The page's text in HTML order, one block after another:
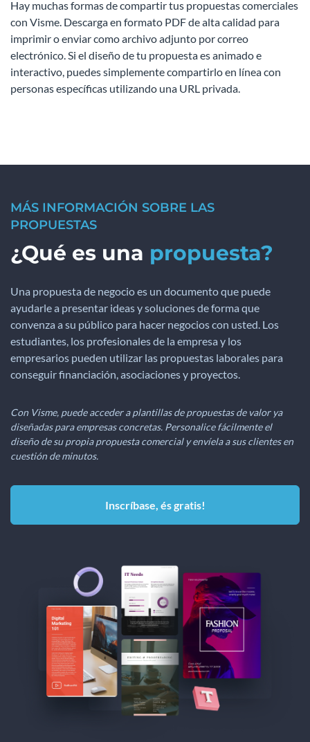
Hay muchas formas de compartir tus propuestas comerciales
con Visme. Descarga en formato PDF de alta calidad para
imprimir o enviar como archivo adjunto por correo
electrónico. Si el diseño de tu propuesta es animado e
interactivo, puedes simplemente compartirlo en línea con
personas específicas utilizando una URL privada.
MÁS INFORMACIÓN SOBRE LAS
PROPUESTAS
¿Qué es una propuesta?
Una propuesta de negocio es un documento que puede
ayudarle a presentar ideas y soluciones de forma que
convenza a su público para hacer negocios con usted. Los
estudiantes, los profesionales de la empresa y los
empresarios pueden utilizar las propuestas laborales para
conseguir financiación, asociaciones y proyectos.
Con Visme, puede acceder a plantillas de propuestas de valor ya
diseñadas para empresas concretas. Personalice fácilmente el
diseño de su propia propuesta comercial y envíela a sus clientes en
cuestión de minutos.
Inscríbase, és gratis!